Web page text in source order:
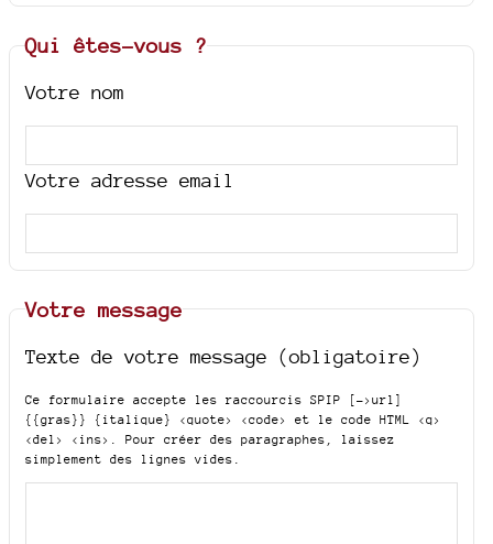
Qui êtes-vous ?
Votre nom
Votre adresse email
Votre message
Texte de votre message (obligatoire)
Ce formulaire accepte les raccourcis SPIP
[->url]
{{gras}} {italique} <quote> <code>
et le code HTML <q>
<del> <ins> . Pour créer des paragraphes, laissez
simplement des lignes vides.